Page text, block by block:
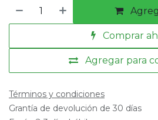
Comprar
Agregar para
Términos y condiciones
Grantía de devolución de 30 días